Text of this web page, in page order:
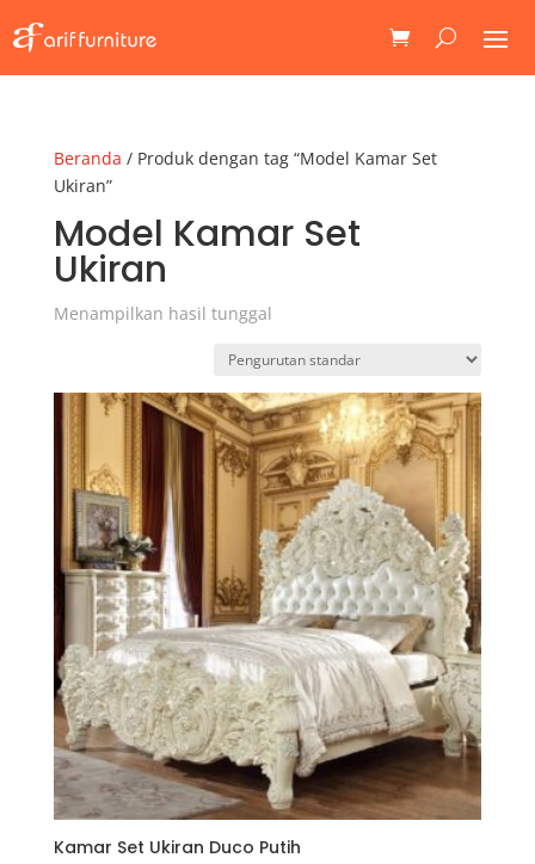
Beranda / Produk dengan tag “Model Kamar Set
Ukiran”
Model Kamar Set
Ukiran
Menampilkan hasil tunggal
Kamar Set Ukiran Duco Putih